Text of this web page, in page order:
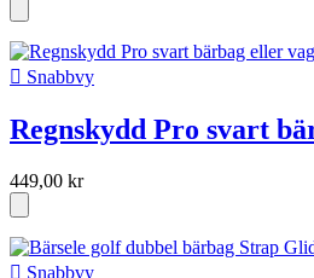
 Snabbvy
Regnskydd Pro svart
449,00 kr
 Snabbvy